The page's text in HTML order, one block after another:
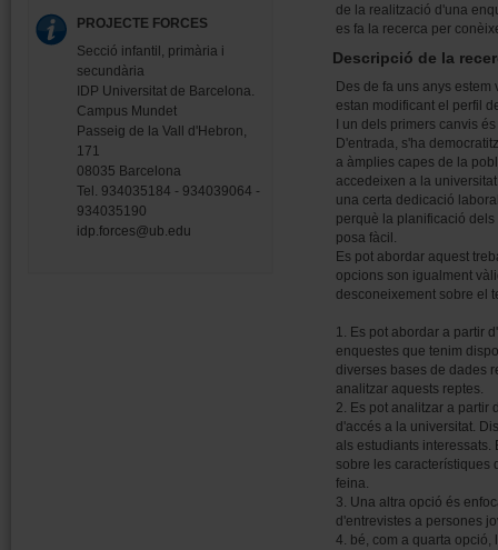
PROJECTE FORCES
Secció infantil, primària i
secundària
IDP Universitat de Barcelona.
Campus Mundet
Passeig de la Vall d'Hebron,
171
08035 Barcelona
Tel. 934035184 - 934039064 -
934035190
idp.forces@ub.edu
de la realització d'una
es fa la recerca per
Descripció de la
Des de fa uns anys
estan modificant el perfil
I un dels primers canvis
D'entrada, s'ha
a àmplies capes de la
accedeixen a la
una certa dedicació
perquè la planificació
posa fàcil.
Es pot abordar aquest
opcions son igualment
desconeixement sobre el
1. Es pot abordar a partir
enquestes que tenim
diverses bases de dades
analitzar aquests reptes.
2. Es pot analitzar a partir
d'accés a la universitat.
als estudiants
sobre les característiques
feina.
3. Una altra opció és
d'entrevistes a persones
4. bé, com a quarta opció,